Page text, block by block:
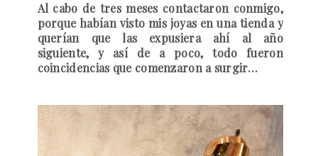
Al cabo de tres meses contactaron conmigo,
porque habían visto mis joyas en una tienda y
querían que las expusiera ahí al año
siguiente, y así de a poco, todo fueron
coincidencias que comenzaron a surgir…